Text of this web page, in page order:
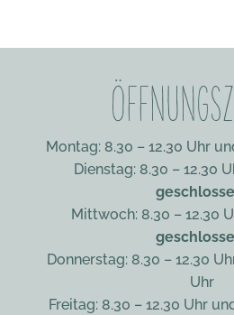
Montag: 8.30 – 12.30 Uhr
Dienstag: 8.30 – 12.30
Mittwoch: 8.30 – 12.30
Donnerstag: 8.30 – 12.30
Uhr
Freitag: 8.30 – 12.30 Uhr